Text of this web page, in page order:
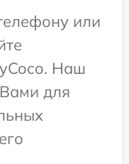
или
Наш
для